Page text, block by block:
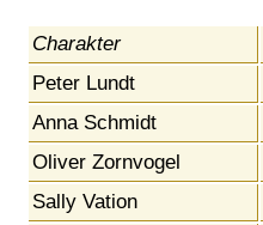
Charakter
Peter Lundt
Anna Schmidt
Oliver Zornvogel
Sally Vation